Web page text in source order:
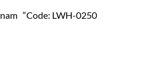
“Code: LWH-0250